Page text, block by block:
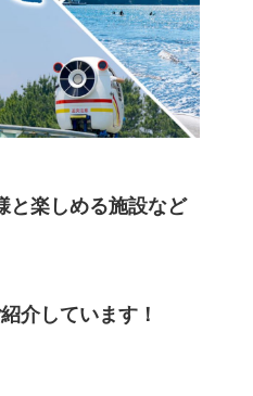
と楽しめる施設など
介しています！